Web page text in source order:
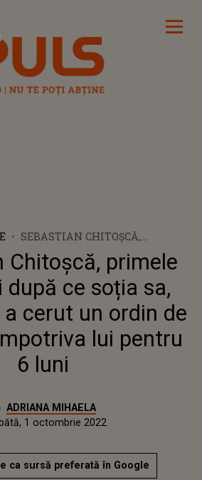
SEBASTIAN CHITOȘCĂ,
PRIMELE DECLARAȚII DUPĂ CE
SOȚIA SA, ALEXANDRA, A
CERUT UN ORDIN DE PROTECȚIE
ÎMPOTRIVA LUI PENTRU 6 LUNI
Chitoșcă, primele
după ce soția sa,
a cerut un ordin de
lui pentru
6 luni
ADRIANA MIHAELA
1 octombrie 2022
ca sursă preferată în Google